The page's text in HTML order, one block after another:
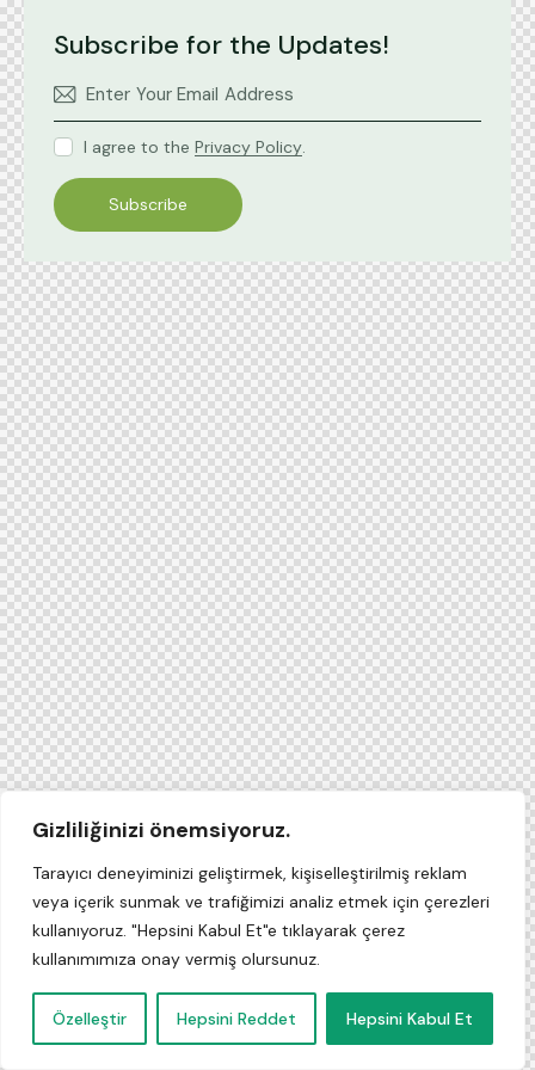
Gizliliğinizi önemsiyoruz.
Tarayıcı deneyiminizi geliştirmek, kişiselleştirilmiş reklam
veya içerik sunmak ve trafiğimizi analiz etmek için çerezleri
kullanıyoruz. "Hepsini Kabul Et"e tıklayarak çerez
kullanımımıza onay vermiş olursunuz.
Özelleştir Hepsini Reddet Hepsini Kabul Et
Subscribe for the Updates!
Subscribe
I agree to the Privacy Policy.